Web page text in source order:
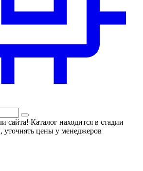
сайта! Каталог находится в стадии
уточнять цены у менеджеров